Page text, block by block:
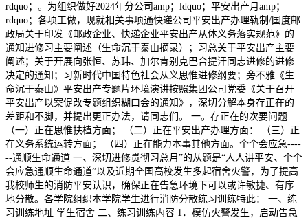
rdquo；。为组织做好2024年分公司amp；ldquo；平安出产月amp；
rdquo；各项工做，现就相关事项通快递公司平安出产办理轨制/国度邮
政局关于印发《邮政企业、快递企业平安出产从体义务落实规范》的
通知进修习主要阐述（生命沉于泰山摘录）；习总关于平安出产主要
阐述；关于开展向张恒、苏玮、加尔肯别克巴合提汗同志进修的进修
决定的通知；习新时代中国特色社会从义思惟进修纲要；旁不雅《生
命沉于泰山》平安出产专题片环境演讲按照集团公司党委《关于召开
平安出产以案促改专题组织糊口会的通知》，深切分解本身存正在的
差距和不脚，并提出更正办法，请同志们。 一。存正在的次要问题
（一）正在思惟扶植方面； （二）正在平安出产办理方面： （三）正
在义务系统运转方面； （四）正在能力本事其他方面。个个会应急----
--通顺生命通道 一、深切进修贯彻习总月”的从题是“人人讲平安、个个
会应急通顺生命通道”以及近期全国高校发生多起宿舍火警，为了提高
我校师生的消防平安认识，确保正在告急环境下可以或许敏捷、有序
地分散。各学院组织本学院学生进行消防分散练习训练特此： 一、练
习训练地址 学生宿舍 二、练习训练内容 1．模仿火警发生，启动告急